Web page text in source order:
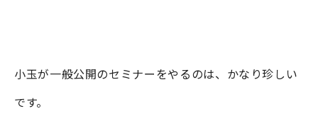
小玉が一般公開のセミナーをやるのは、かなり珍しい
です。